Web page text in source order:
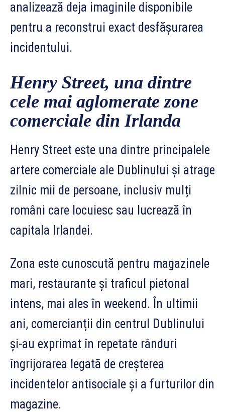
analizează deja imaginile disponibile
pentru a reconstrui exact desfășurarea
incidentului.
Henry Street, una dintre
cele mai aglomerate zone
comerciale din Irlanda
Henry Street este una dintre principalele
artere comerciale ale Dublinului și atrage
zilnic mii de persoane, inclusiv mulți
români care locuiesc sau lucrează în
capitala Irlandei.
Zona este cunoscută pentru magazinele
mari, restaurante și traficul pietonal
intens, mai ales în weekend. În ultimii
ani, comercianții din centrul Dublinului
și-au exprimat în repetate rânduri
îngrijorarea legată de creșterea
incidentelor antisociale și a furturilor din
magazine.